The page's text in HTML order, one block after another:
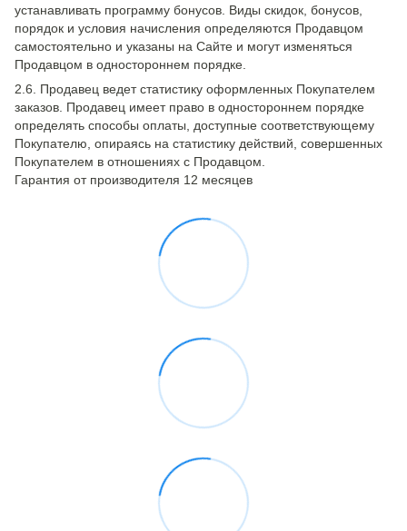
устанавливать программу бонусов. Виды скидок, бонусов,
порядок и условия начисления определяются Продавцом
самостоятельно и указаны на Сайте и могут изменяться
Продавцом в одностороннем порядке.
2.6. Продавец ведет статистику оформленных Покупателем
заказов. Продавец имеет право в одностороннем порядке
определять способы оплаты, доступные соответствующему
Покупателю, опираясь на статистику действий, совершенных
Покупателем в отношениях с Продавцом.
Гарантия от производителя 12 месяцев